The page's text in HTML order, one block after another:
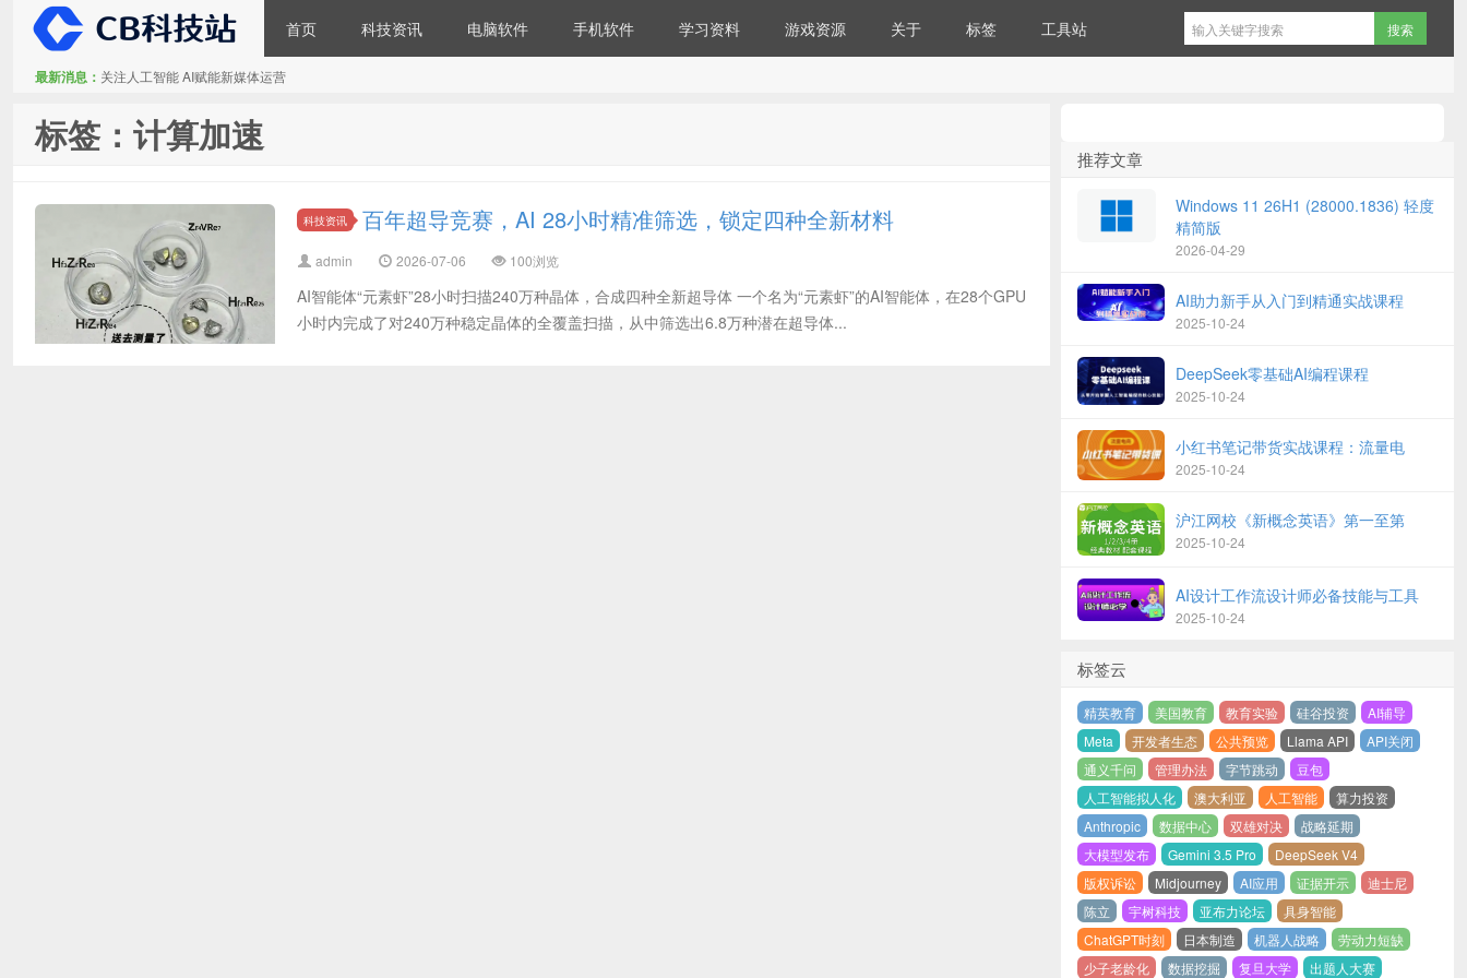
CB科技站
首页 科技资讯 电脑软件 手机软件 学习资料 游戏资源 关于 标签 工具站
最新消息： 关注人工智能 AI赋能新媒体运营
标签：计算加速
科技资讯 百年超导竞赛，AI 28小时精准筛选，锁定四种全新材料
admin 2026-07-06 100浏览
AI智能体“元素虾”28小时扫描240万种晶体，合成四种全新超导体 一个名为“元素虾”的AI智能体，在28个GPU
小时内完成了对240万种稳定晶体的全覆盖扫描，从中筛选出6.8万种潜在超导体...
推荐文章
Windows 11 26H1 (28000.1836) 轻度
精简版
2026-04-29
AI助力新手从入门到精通实战课程
2025-10-24
DeepSeek零基础AI编程课程
2025-10-24
小红书笔记带货实战课程：流量电
2025-10-24
沪江网校《新概念英语》第一至第
2025-10-24
AI设计工作流设计师必备技能与工具
2025-10-24
标签云
精英教育 美国教育 教育实验 硅谷投资
AI辅导
Meta
开发者生态 公共预览 Llama API
API关闭
通义千问
管理办法 字节跳动
豆包
人工智能拟人化
澳大利亚 人工智能
算力投资
Anthropic
数据中心 双雄对决
战略延期
大模型发布
Gemini 3.5 Pro
DeepSeek V4
版权诉讼
Midjourney AI应用 证据开示
迪士尼
陈立
宇树科技 亚布力论坛
具身智能
ChatGPT时刻
日本制造 机器人战略
劳动力短缺
少子老龄化
数据挖掘 复旦大学 出题人大赛